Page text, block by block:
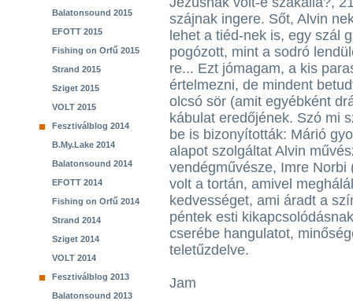
Balatonsound 2015
EFOTT 2015
Fishing on Orfű 2015
Strand 2015
Sziget 2015
VOLT 2015
Fesztiválblog 2014
B.My.Lake 2014
Balatonsound 2014
EFOTT 2014
Fishing on Orfű 2014
Strand 2014
Sziget 2014
VOLT 2014
Fesztiválblog 2013
Balatonsound 2013
szájnak ingere. Sőt, Alvin
lehet a tiéd-nek is, egy szál
pogózott, mint a sodró
re... Ezt jómagam, a kis
értelmezni, de mindent
olcsó sör (amit egyébként
kábulat eredőjének. Szó mi
be is bizonyították: Márió
alapot szolgáltat Alvin
vendégművésze, Imre
volt a tortán, amivel
kedvességet, ami áradt a
péntek esti
cserébe hangulatot,
teletűzdelve.
Jam